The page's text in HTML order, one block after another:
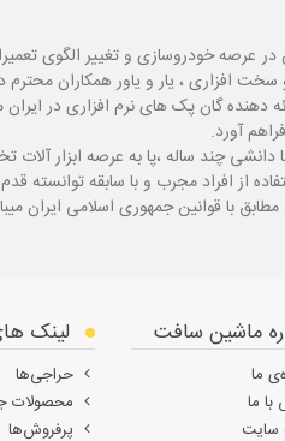
در عرصه خودروسازی و تغییر الگوی
سخت افزاری ، یار و یاور همکاران
دهنده گان پک های نرم افزاری در
آورد.
دانشی چند ساله ،پابه عرصه ابزار آلات
با قوانین جمهوری اسلامی ایران
ماشین سافت
ما
ما
سایت
لینک
حراجی‌ها
محصولات
پرفروش‌ها